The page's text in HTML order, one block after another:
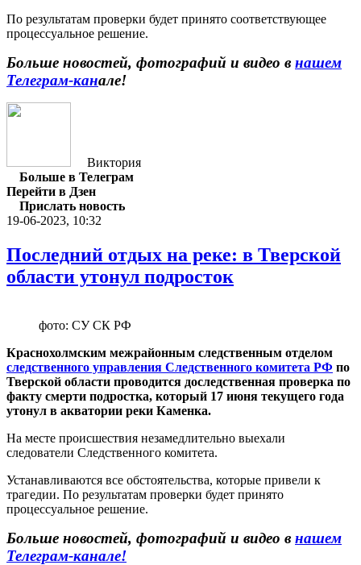
По результатам проверки будет принято соответствующее
процессуальное решение.
Больше новостей, фотографий и видео в нашем
Телеграм-канале!
Виктория
Больше в Телеграм
Перейти в Дзен
Прислать новость
19-06-2023, 10:32
Последний отдых на реке: в Тверской
области утонул подросток
фото: СУ СК РФ
Краснохолмским межрайонным следственным отделом
следственного управления Следственного комитета РФ по
Тверской области проводится доследственная проверка по
факту смерти подростка, который 17 июня текущего года
утонул в акватории реки Каменка.
На месте происшествия незамедлительно выехали
следователи Следственного комитета.
Устанавливаются все обстоятельства, которые привели к
трагедии. По результатам проверки будет принято
процессуальное решение.
Больше новостей, фотографий и видео в нашем
Телеграм-канале!